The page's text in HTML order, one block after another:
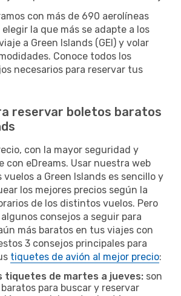
con más de 690 aerolíneas
la que más se adapte a los
a Green Islands (GEI) y volar
Conoce todos los
necesarios para reservar tus
reservar boletos baratos
con la mayor seguridad y
con eDreams. Usar nuestra web
a Green Islands es sencillo y
los mejores precios según la
de los distintos vuelos. Pero
consejos a seguir para
más baratos en tus viajes con
3 consejos principales para
tiquetes de avión al mejor precio:
tiquetes de martes a jueves: son
para buscar y reservar